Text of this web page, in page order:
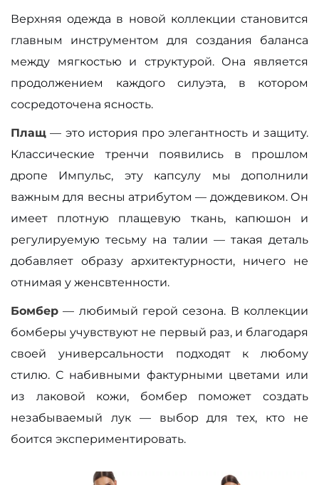
Верхняя одежда в новой коллекции становится
главным инструментом для создания баланса
между мягкостью и структурой. Она является
продолжением каждого силуэта, в котором
сосредоточена ясность.
Плащ — это история про элегантность и защиту.
Классические тренчи появились в прошлом
дропе Импульс, эту капсулу мы дополнили
важным для весны атрибутом — дождевиком. Он
имеет плотную плащевую ткань, капюшон и
регулируемую тесьму на талии — такая деталь
добавляет образу архитектурности, ничего не
отнимая у женсвтенности.
Бомбер — любимый герой сезона. В коллекции
бомберы учувствуют не первый раз, и благодаря
своей универсальности подходят к любому
стилю. С набивными фактурными цветами или
из лаковой кожи, бомбер поможет создать
незабываемый лук — выбор для тех, кто не
боится экспериментировать.